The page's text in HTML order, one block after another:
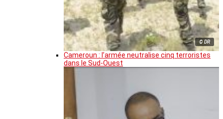
© DR
Cameroun : l’armée neutralise cinq terroristes
dans le Sud-Ouest